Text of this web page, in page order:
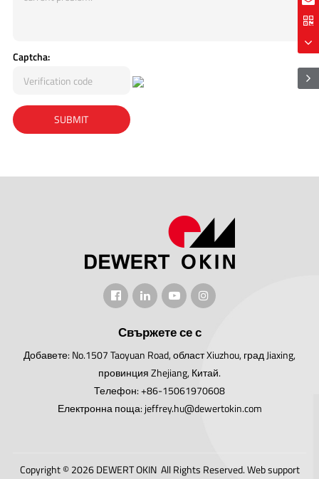
Captcha:
Свържете се с
Добавете: No.1507 Taoyuan Road, област Xiuzhou, град Jiaxing,
провинция Zhejiang, Китай.
Телефон: +86-15061970608
Електронна поща: jeffrey.hu@dewertokin.com
Copyright © 2026 DEWERT OKIN All Rights Reserved.Web support